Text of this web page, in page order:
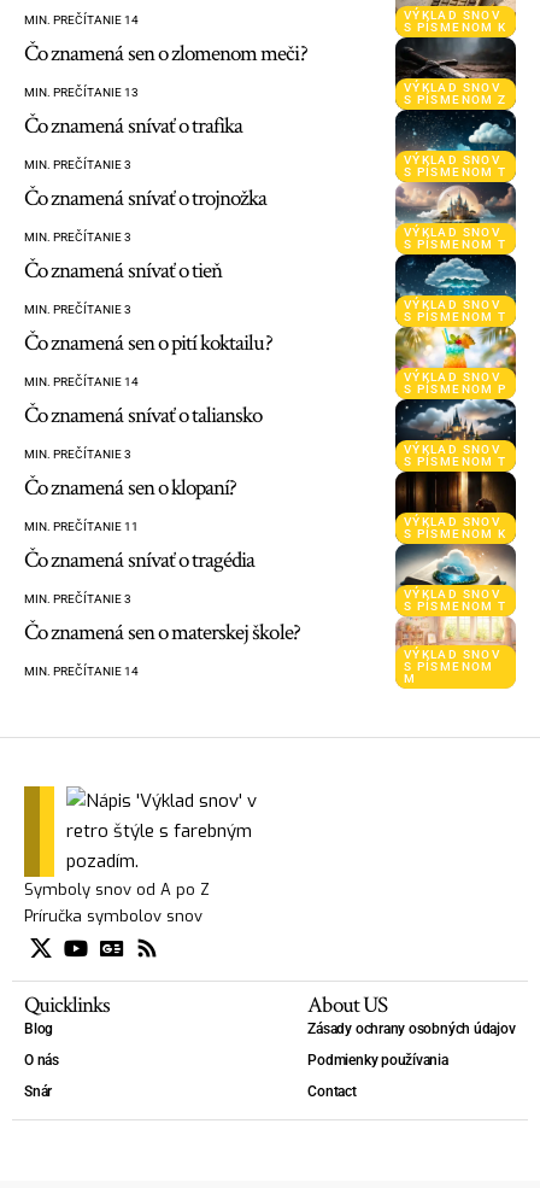
VÝKLAD SNOV
S PÍSMENOM K
MIN. PREČÍTANIE 14
VÝKLAD SNOV
S PÍSMENOM Z
Čo znamená sen o zlomenom meči?
MIN. PREČÍTANIE 13
VÝKLAD SNOV
S PÍSMENOM T
Čo znamená snívať o trafika
MIN. PREČÍTANIE 3
VÝKLAD SNOV
S PÍSMENOM T
Čo znamená snívať o trojnožka
MIN. PREČÍTANIE 3
VÝKLAD SNOV
S PÍSMENOM T
Čo znamená snívať o tieň
MIN. PREČÍTANIE 3
VÝKLAD SNOV
S PÍSMENOM P
Čo znamená sen o pití koktailu?
MIN. PREČÍTANIE 14
VÝKLAD SNOV
S PÍSMENOM T
Čo znamená snívať o taliansko
MIN. PREČÍTANIE 3
VÝKLAD SNOV
S PÍSMENOM K
Čo znamená sen o klopaní?
MIN. PREČÍTANIE 11
VÝKLAD SNOV
S PÍSMENOM T
Čo znamená snívať o tragédia
MIN. PREČÍTANIE 3
VÝKLAD SNOV
S PÍSMENOM
M
Čo znamená sen o materskej škole?
MIN. PREČÍTANIE 14
Symboly snov od A po Z
Príručka symbolov snov
Quicklinks
Blog
O nás
Snár
About US
Zásady ochrany osobných údajov
Podmienky používania
Contact